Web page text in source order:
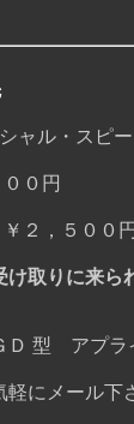
シャル・
０円
５００円
取りに来ら
プライド
メール下